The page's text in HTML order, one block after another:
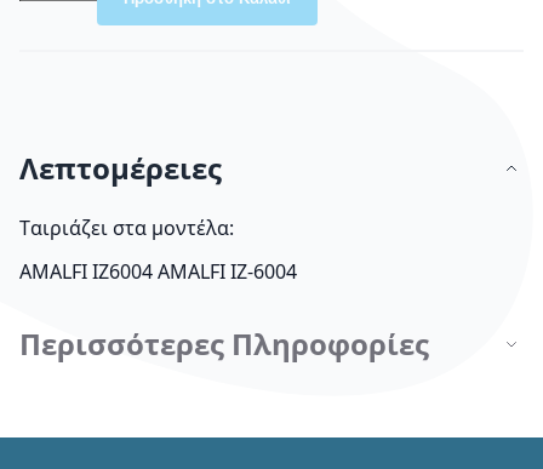
Λεπτομέρειες
Tαιριάζει στα μοντέλα:
AMALFI IZ6004 AMALFI IZ-6004
Περισσότερες Πληροφορίες